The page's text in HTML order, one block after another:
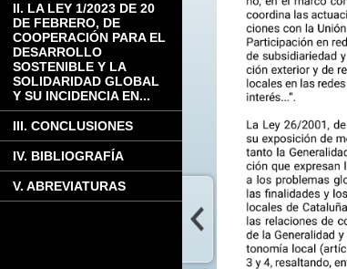
II. LA LEY 1/2023 DE 20
DE FEBRERO, DE
COOPERACIÓN PARA EL
DESARROLLO
SOSTENIBLE Y LA
SOLIDARIDAD GLOBAL
Y SU INCIDENCIA EN...
III. CONCLUSIONES
IV. BIBLIOGRAFÍA
V. ABREVIATURAS